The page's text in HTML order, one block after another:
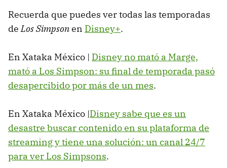
Recuerda que puedes ver todas las temporadas
deLos Simpsonen Disney+.
En Xataka México | Disney no mató a Marge,
mató a Los Simpson: su final de temporada pasó
desapercibido por más de un mes.
En Xataka México |Disney sabe que es un
desastre buscar contenido en su plataforma de
streaming y tiene una solución: un canal 24/7
para ver Los Simpsons.